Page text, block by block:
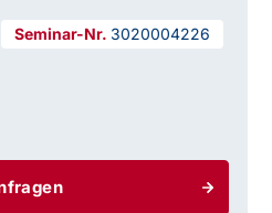
3020004226